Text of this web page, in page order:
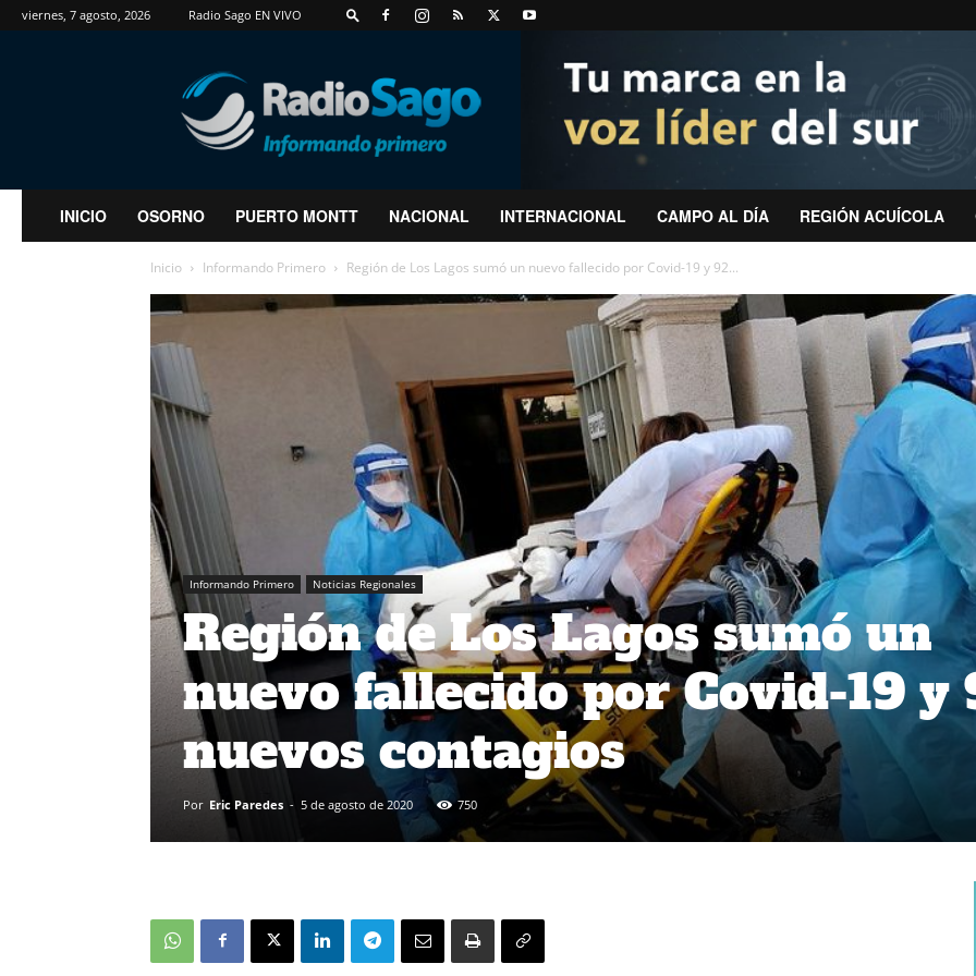
viernes, 7 agosto, 2026 Radio Sago EN VIVO
RadioSago
INICIO OSORNO PUERTO MONTT NACIONAL INTERNACIONAL CAMPO AL DÍA REGIÓN ACUÍCOLA
Inicio Informando Primero Región de Los Lagos sumó un nuevo fallecido por Covid-19 y 92...
Informando Primero Noticias Regionales
Región de Los Lagos sumó un
nuevo fallecido por Covid-19 y
nuevos contagios
Por Eric Paredes - 5 de agosto de 2020 750